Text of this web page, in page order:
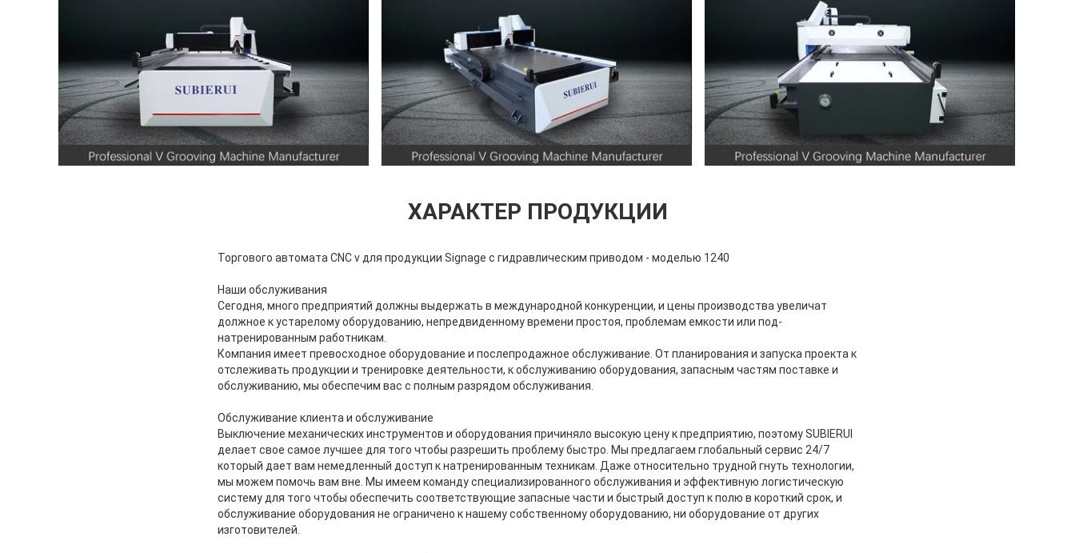
ХАРАКТЕР ПРОДУКЦИИ
Торгового автомата CNC v для продукции Signage с гидравлическим приводом - моделью 1240
Наши обслуживания
Сегодня, много предприятий должны выдержать в международной конкуренции, и цены производства увеличат
должное к устарелому оборудованию, непредвиденному времени простоя, проблемам емкости или под-
натренированным работникам.
Компания имеет превосходное оборудование и послепродажное обслуживание. От планирования и запуска проекта к
отслеживать продукции и тренировке деятельности, к обслуживанию оборудования, запасным частям поставке и
обслуживанию, мы обеспечим вас с полным разрядом обслуживания.
Обслуживание клиента и обслуживание
Выключение механических инструментов и оборудования причиняло высокую цену к предприятию, поэтому SUBIERUI
делает свое самое лучшее для того чтобы разрешить проблему быстро. Мы предлагаем глобальный сервис 24/7
который дает вам немедленный доступ к натренированным техникам. Даже относительно трудной гнуть технологии,
мы можем помочь вам вне. Мы имеем команду специализированного обслуживания и эффективную логистическую
систему для того чтобы обеспечить соответствующие запасные части и быстрый доступ к полю в короткий срок, и
обслуживание оборудования не ограничено к нашему собственному оборудованию, ни оборудование от других
изготовителей.